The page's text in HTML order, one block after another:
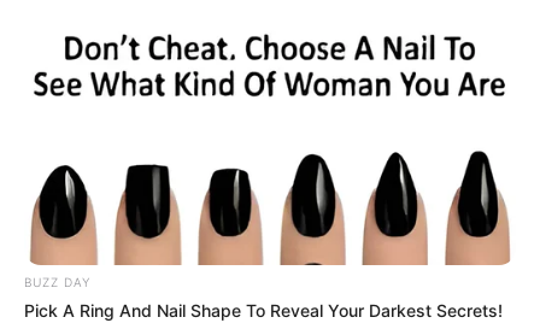
Ojo con la tos:
Organizaciones médicas
CORONAVIRUS
Puntos donde se puede
covid-19
BUZZ DAY
Pick A Ring And Nail Shape To Reveal Your Darkest Secrets!